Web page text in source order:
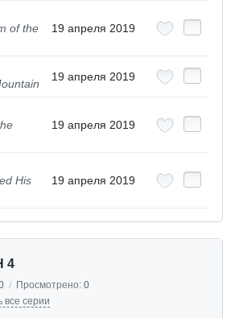
of the
19 апреля 2019
19 апреля 2019
19 апреля 2019
His
19 апреля 2019
4
/ Просмотрено: 0
все серии